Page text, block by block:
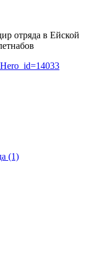
отряда в Ейской
(1)